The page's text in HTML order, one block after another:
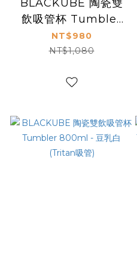
BLACKUBE 陶瓷雙
飲吸管杯 Tumbler
800ml - 茶芽綠
(Tritan吸管)
NT$980
NT$1,080